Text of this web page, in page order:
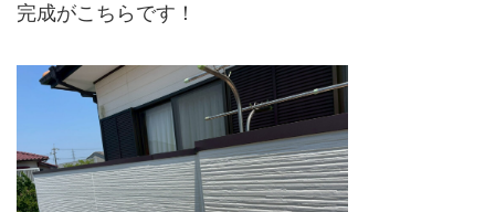
完成がこちらです！